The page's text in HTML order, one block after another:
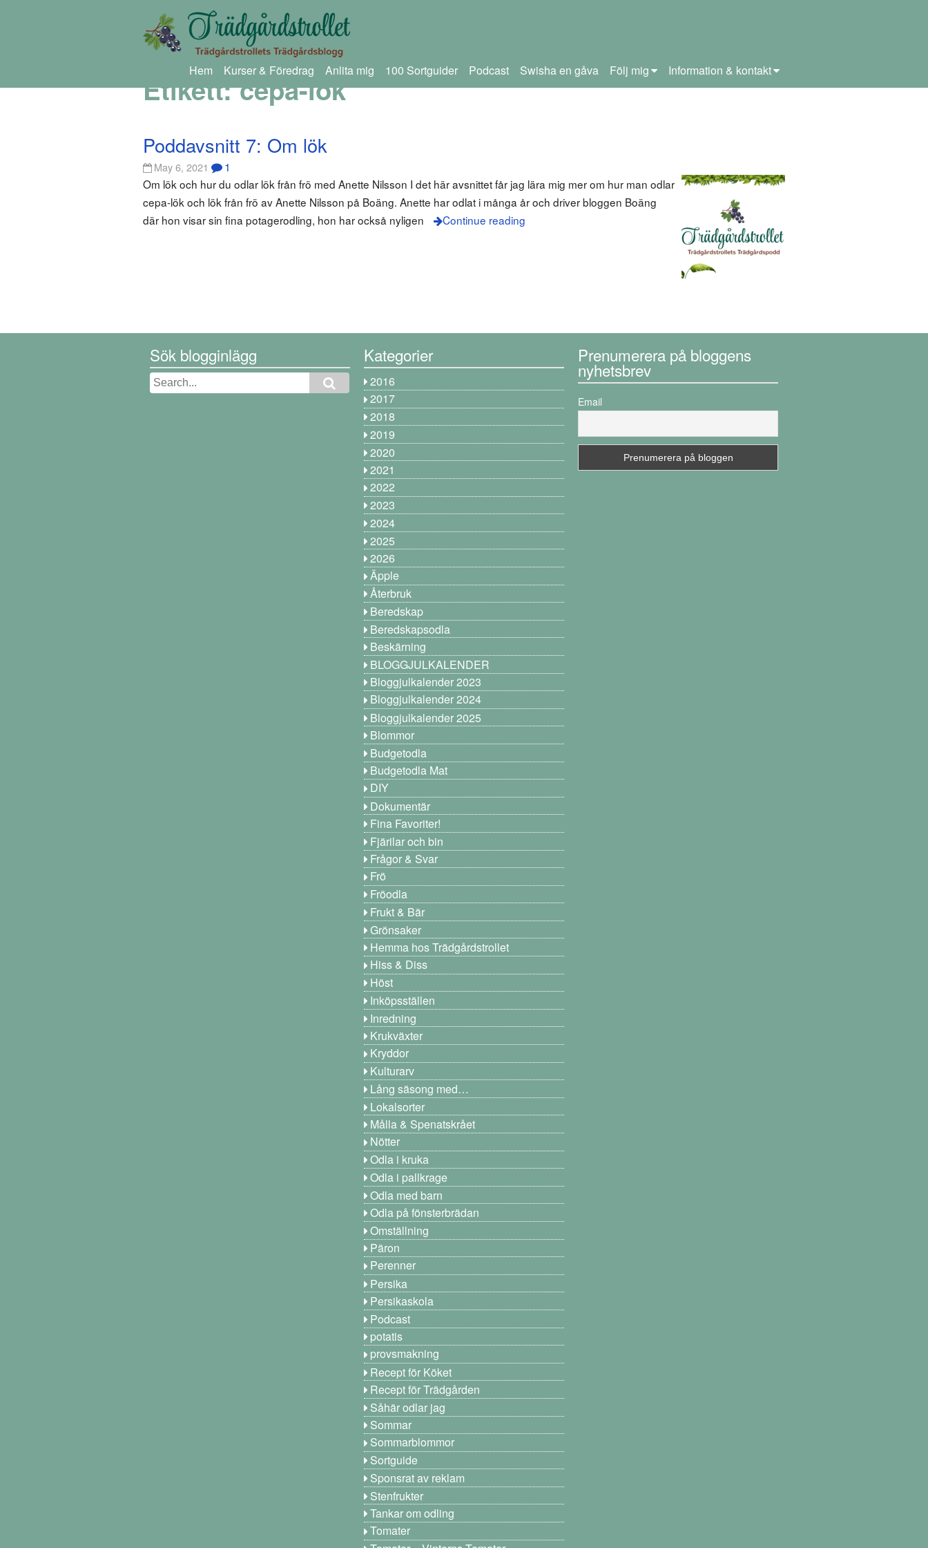
Hem Kurser & Föredrag Anlita mig 100 Sortguider Podcast Swisha en gåva Följ mig Information & kontakt
Etikett:cepa-lök
Poddavsnitt 7: Om lök
May 6, 2021 1
Om lök och hur du odlar lök från frö med Anette Nilsson I det här avsnittet får jag lära mig mer om hur man odlar
cepa-lök och lök från frö av Anette Nilsson på Boäng. Anette har odlat i många år och driver bloggen Boäng
där hon visar sin fina potagerodling, hon har också nyligen
Continue reading
Sök blogginlägg Kategorier
2016
2017
2018
2019
2020
2021
2022
2023
2024
2025
2026
Äpple
Återbruk
Beredskap
Beredskapsodla
Beskärning
BLOGGJULKALENDER
Bloggjulkalender 2023
Bloggjulkalender 2024
Bloggjulkalender 2025
Blommor
Budgetodla
Budgetodla Mat
DIY
Dokumentär
Fina Favoriter!
Fjärilar och bin
Frågor & Svar
Frö
Fröodla
Frukt & Bär
Grönsaker
Hemma hos Trädgårdstrollet
Hiss & Diss
Höst
Inköpsställen
Inredning
Krukväxter
Kryddor
Kulturarv
Lång säsong med…
Lokalsorter
Målla & Spenatskrået
Nötter
Odla i kruka
Odla i pallkrage
Odla med barn
Odla på fönsterbrädan
Omställning
Päron
Perenner
Persika
Persikaskola
Podcast
potatis
provsmakning
Recept för Köket
Recept för Trädgården
Såhär odlar jag
Sommar
Sommarblommor
Sortguide
Sponsrat av reklam
Stenfrukter
Tankar om odling
Tomater
Prenumerera på bloggens
nyhetsbrev
Email